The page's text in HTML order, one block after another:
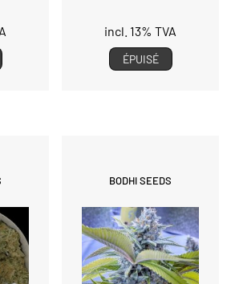
incl. 13% TVA
ÉPUISÉ
BODHI SEEDS